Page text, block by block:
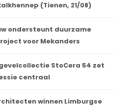
(Tienen, 21/08)
ondersteunt duurzame
voor Mekanders
StoCera 54 zet
centraal
winnen Limburgse